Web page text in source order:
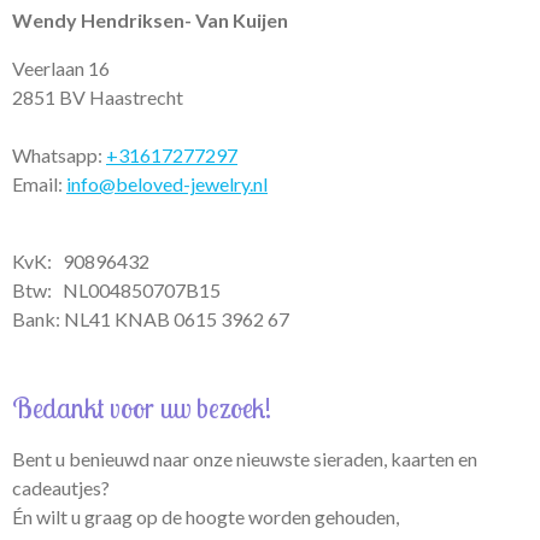
p
r
m
o
Wendy Hendriksen- Van Kuijen
Veerlaan 16
2851 BV Haastrecht
Whatsapp: +31617277297
Email: info@beloved-jewelry.nl
KvK: 90896432
Btw: NL004850707B15
Bank: NL41 KNAB 0615 3962 67
Bedankt voor uw bezoek!
Bent u benieuwd naar onze nieuwste sieraden, kaarten en
cadeautjes?
Én wilt u graag op de hoogte worden gehouden,